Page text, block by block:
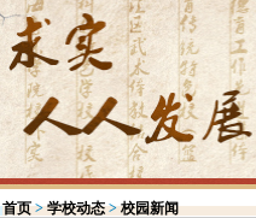
首页>学校动态>校园新闻